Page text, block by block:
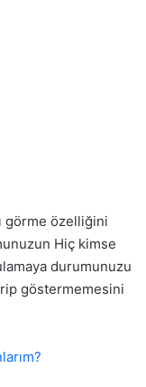
görme özelliğini
Hiç kimse
durumunuzu
göstermemesini